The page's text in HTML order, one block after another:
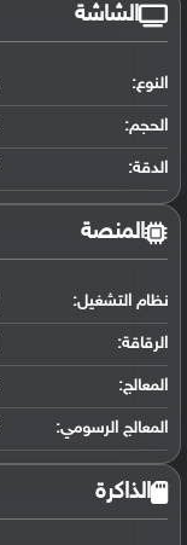
الشاشة
النوع:
الحجم:
الدقة:
المنصة
نظام التشغيل:
الرقاقة:
المعالج:
المعالج الرسومي:
الذاكرة